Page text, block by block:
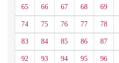
65 66 67 68 69
74 75 76 77 78
83 84 85 86 87
92 93 94 95 96